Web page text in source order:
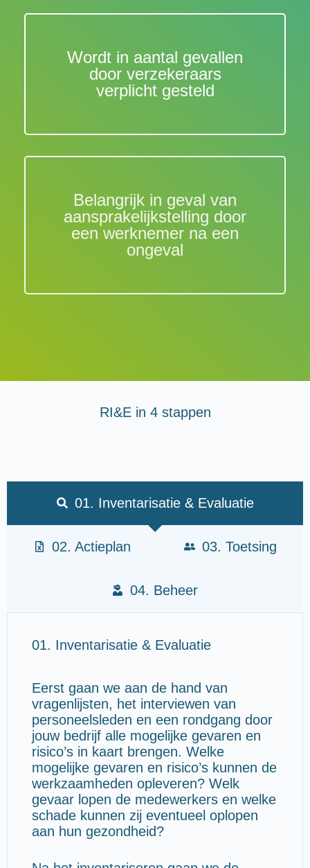
Wordt in aantal gevallen
door verzekeraars
verplicht gesteld
Belangrijk in geval van
aansprakelijkstelling door
een werknemer na een
ongeval
RI&E in 4 stappen
01. Inventarisatie & Evaluatie
02. Actieplan 03. Toetsing
04. Beheer
01. Inventarisatie & Evaluatie
Eerst gaan we aan de hand van
vragenlijsten, het interviewen van
personeelsleden en een rondgang door
jouw bedrijf alle mogelijke gevaren en
risico’s in kaart brengen. Welke
mogelijke gevaren en risico’s kunnen de
werkzaamheden opleveren? Welk
gevaar lopen de medewerkers en welke
schade kunnen zij eventueel oplopen
aan hun gezondheid?